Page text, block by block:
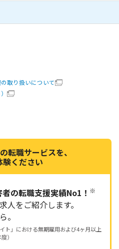
取り扱いについて
転職サービスを、
験ください
者の転職支援実績No1！ ※
人をご紹介します。
。
ト」における無期雇用および4ヶ月以上
）